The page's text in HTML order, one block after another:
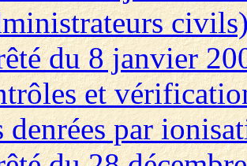
du 8 janvier
et
denrées par